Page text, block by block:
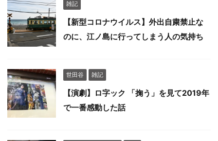
雑記
【新型コロナウイルス】外出自粛禁止な
のに、江ノ島に行ってしまう人の気持ち
世田谷 雑記
【演劇】ロ字ック 「掬う」を見て2019年
で一番感動した話